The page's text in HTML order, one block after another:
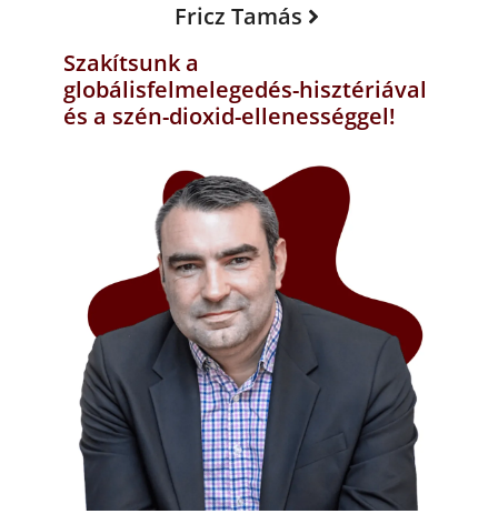
Fricz Tamás
Szakítsunk a
globálisfelmelegedés-hisztériával
és a szén-dioxid-ellenességgel!